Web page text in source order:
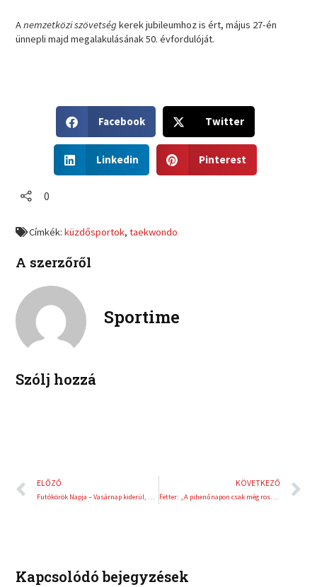
Anemzetközi szövetségkerek jubileumhoz is ért, május 27-én
ünnepli majd megalakulásának 50. évfordulóját.
h
r
b
o
Facebook
h
Twitter
h
n
i
k
n
Linkedin
h
n
r
Pinterest
0
Címkék:küzdősportok,taekwondo
A szerzőről
Sportime
Szólj hozzá
Előző
ELŐZŐ
Futókörök Napja – Vasárnap kiderül, hogy melyik a legsportosabb település
KÖVETKEZŐ
Fetter: „A pihenőnapon csak még rosszabbul lettem”
Kapcsolódó bejegyzések